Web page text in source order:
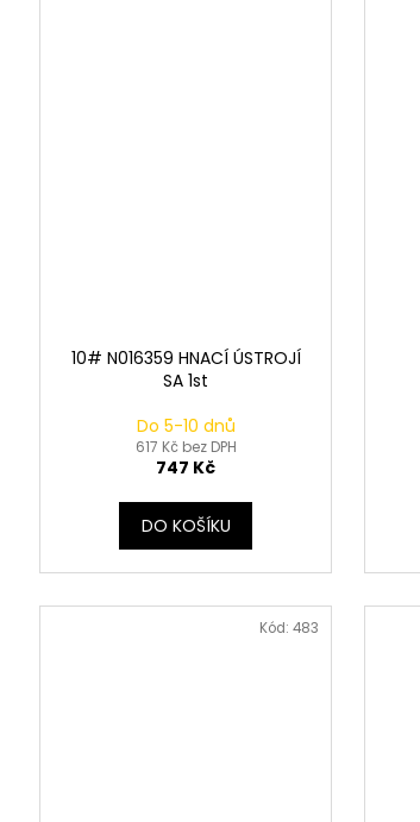
10# N016359 HNACÍ ÚSTROJÍ
SA 1st
Do 5-10 dnů
617 Kč bez DPH
747 Kč
DO KOŠÍKU
Kód:483